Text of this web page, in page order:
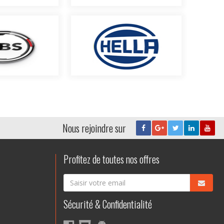
Nous rejoindre sur
Profitez de toutes nos offres
Sécurité & Confidentialité